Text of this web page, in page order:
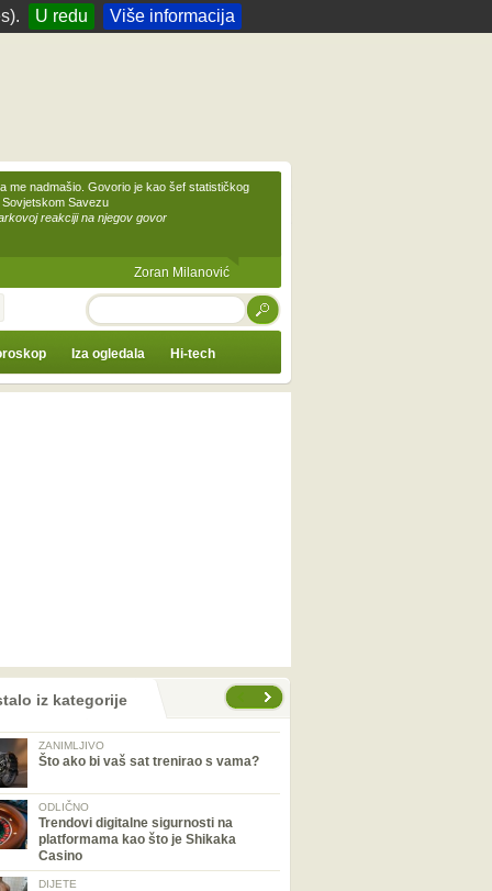
U redu Više informacija
me nadmašio. Govorio je kao šef statističkog
Savezu
reakciji na njegov govor
Zoran Milanović
TRAŽI
Iza ogledala Hi-tech
iz kategorije
ZANIMLJIVO
Što ako bi vaš sat trenirao s vama?
ODLIČNO
Trendovi digitalne sigurnosti na
platformama kao što je Shikaka
Casino
DIJETE